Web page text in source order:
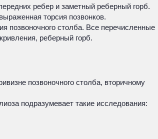
ребер и заметный реберный горб.
торсия позвонков.
позвоночного столба. Все перечисленные
реберный горб.
позвоночного столба, вторичному
подразумевает такие исследования: